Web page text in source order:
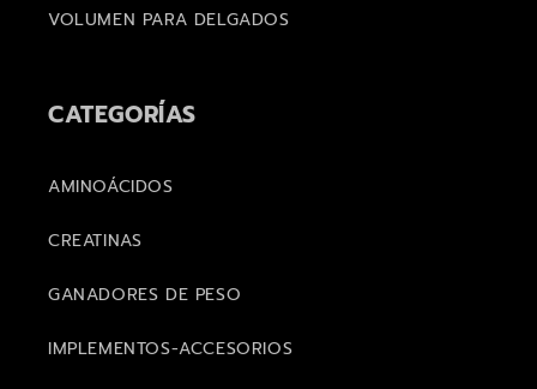
VOLUMEN PARA DELGADOS
CATEGORÍAS
AMINOÁCIDOS
CREATINAS
GANADORES DE PESO
IMPLEMENTOS-ACCESORIOS